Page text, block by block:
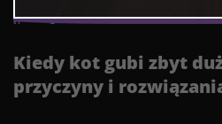
Kiedy kot gubi zbyt
przyczyny i